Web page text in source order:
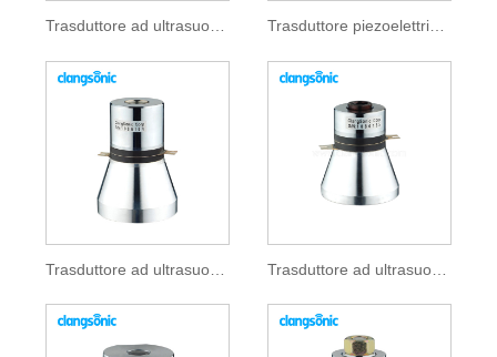
Trasduttore ad ultrasuoni 40khz
Trasduttore ad ultrasuoni 20khz